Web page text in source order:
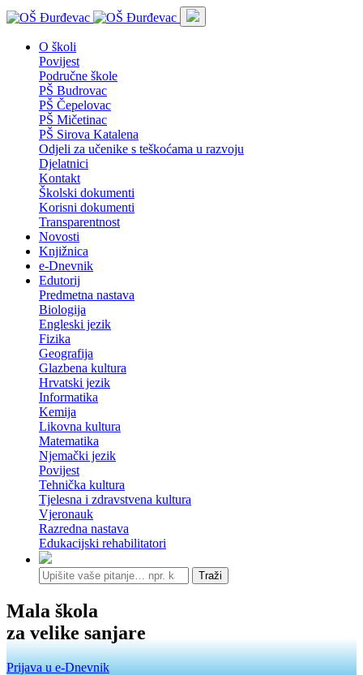
O školi
Povijest
Područne škole
PŠ Budrovac
PŠ Čepelovac
PŠ Mičetinac
PŠ Sirova Katalena
Odjeli za učenike s teškoćama u razvoju
Djelatnici
Kontakt
Školski dokumenti
Korisni dokumenti
Transparentnost
Novosti
Knjižnica
e-Dnevnik
Edutorij
Predmetna nastava
Biologija
Engleski jezik
Fizika
Geografija
Glazbena kultura
Hrvatski jezik
Informatika
Kemija
Likovna kultura
Matematika
Njemački jezik
Povijest
Tehnička kultura
Tjelesna i zdravstvena kultura
Vjeronauk
Razredna nastava
Edukacijski rehabilitatori
Traži
Mala škola
za velike sanjare
Prijava u e-Dnevnik